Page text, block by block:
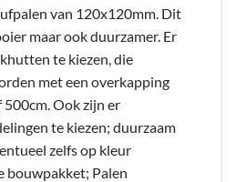
van 120x120mm. Dit
maar ook duurzamer. Er
te kiezen, die
met een overkapping
Ook zijn er
te kiezen; duurzaam
zelfs op kleur
bouwpakket; Palen